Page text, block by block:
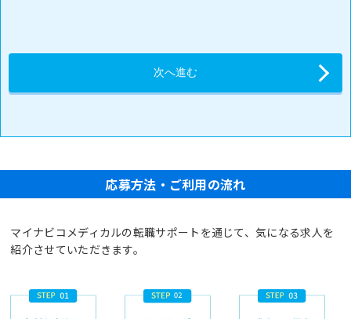
応募方法・ご利用の流れ
マイナビコメディカルの転職サポートを通じて、気になる求人を
紹介させていただきます。